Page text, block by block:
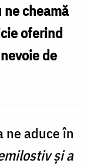
ne cheamă
oferind
de
ne aduce în
și a